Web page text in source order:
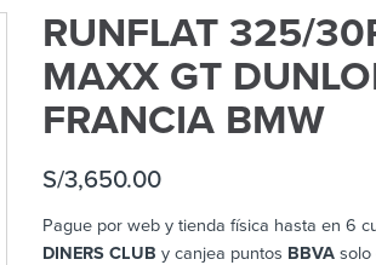
RUNFLAT 325/
MAXX GT
FRANCIA BMW
S/3,650.00
Pague por web y tienda física hasta en 6
DINERS CLUB y canjea puntos BBVA solo